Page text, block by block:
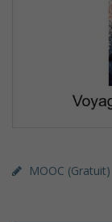
MOOC (gratuit)